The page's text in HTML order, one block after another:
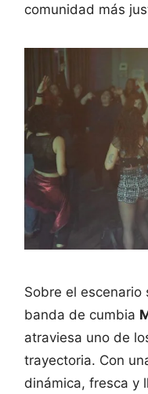
comunidad más
Sobre el escenario
banda de cumbia
atraviesa uno de
trayectoria. Con
dinámica, fresca y